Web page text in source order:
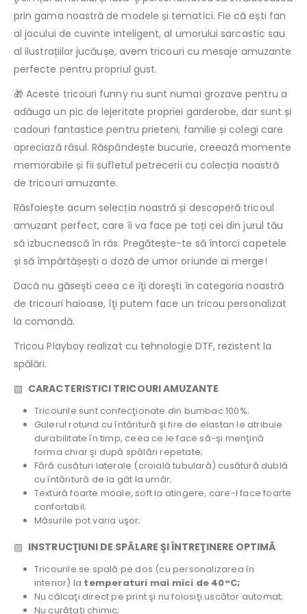
prin gama noastră de modele și tematici. Fie că ești fan
al jocului de cuvinte inteligent, al umorului sarcastic sau
al ilustrațiilor jucăușe, avem tricouri cu mesaje amuzante
perfecte pentru propriul gust.
🎁 Aceste tricouri funny nu sunt numai grozave pentru a
adăuga un pic de lejeritate propriei garderobe, dar sunt și
cadouri fantastice pentru prieteni, familie și colegi care
apreciază râsul. Răspândește bucurie, creează momente
memorabile și fii sufletul petrecerii cu colecția noastră
de tricouri amuzante.
Răsfoiește acum selecția noastră și descoperă tricoul
amuzant perfect, care îi va face pe toți cei din jurul tău
să izbucnească în râs. Pregătește-te să întorci capetele
și să împărtășești o doză de umor oriunde ai merge!
Dacă nu găseşti ceea ce îţi doreşti în categoria noastră
de tricouri haioase, îţi putem face un tricou personalizat
la comandă.
Tricou Playboy realizat cu tehnologie DTF, rezistent la
spălări.
▧ CARACTERISTICI TRICOURI AMUZANTE
Tricourile sunt confecţionate din bumbac 100%;
Gulerul rotund cu întăritură şi fire de elastan le atribuie
durabilitate în timp, ceea ce le face să-şi menţină
forma chiar şi după spălări repetate;
Fără cusături laterale (croială tubulară) cusătură dublă
cu întăritură de la gât la umăr;
Textură foarte moale, soft la atingere, care-l face foarte
confortabil;
Măsurile pot varia uşor;
▧ INSTRUCŢIUNI DE SPĂLARE ŞI ÎNTREŢINERE OPTIMĂ
Tricourile se spală pe dos (cu personalizarea în
interior) la temperaturi mai mici de 40°C;
Nu călcaţi direct pe print şi nu folosiţi uscător automat;
Nu curăţaţi chimic;